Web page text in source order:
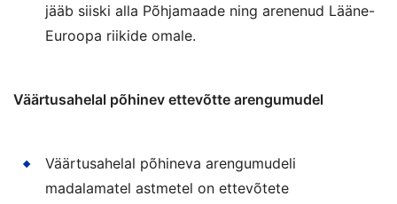
jääb siiski alla Põhjamaade ning arenenud Lääne-
Euroopa riikide omale.
Väärtusahelal põhinev ettevõtte arengumudel
Väärtusahelal põhineva arengumudeli
madalamatel astmetel on ettevõtete